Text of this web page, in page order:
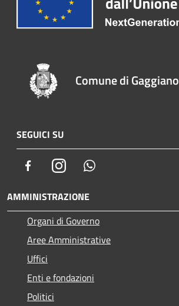
Comune di Gaggiano
SEGUICI SU
FacebookInstagram
AMMINISTRAZIONE
Organi di Governo
Aree Amministrative
Uffici
Enti e fondazioni
Politici